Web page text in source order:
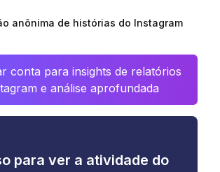
anônima de histórias do Instagram
conta para insights de relatórios
e análise aprofundada
para ver a atividade do